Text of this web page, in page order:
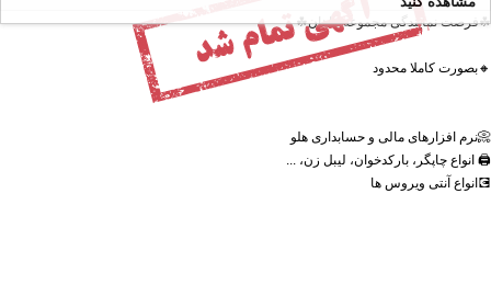
☘فرصت نمایندگی مجموعه ماهان☘
🔸بصورت کاملا محدود
📀نرم افزارهای مالی و حسابداری هلو
🖨️ انواع چاپگر، بارکدخوان، لیبل زن، ...
💽انواع آنتی ویروس ها